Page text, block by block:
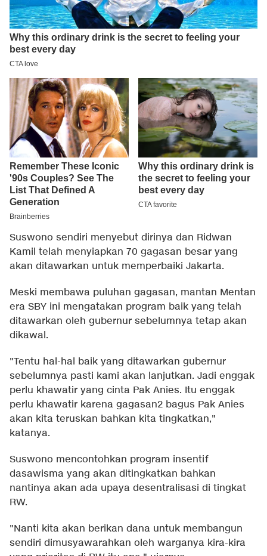
Suswono sendiri menyebut dirinya dan Ridwan
Kamil telah menyiapkan 70 gagasan besar yang
akan ditawarkan untuk memperbaiki Jakarta.
Meski membawa puluhan gagasan, mantan Mentan
era SBY ini mengatakan program baik yang telah
ditawarkan oleh gubernur sebelumnya tetap akan
dikawal.
"Tentu hal-hal baik yang ditawarkan gubernur
sebelumnya pasti kami akan lanjutkan. Jadi enggak
perlu khawatir yang cinta Pak Anies. Itu enggak
perlu khawatir karena gagasan2 bagus Pak Anies
akan kita teruskan bahkan kita tingkatkan,"
katanya.
Suswono mencontohkan program insentif
dasawisma yang akan ditingkatkan bahkan
nantinya akan ada upaya desentralisasi di tingkat
RW.
"Nanti kita akan berikan dana untuk membangun
sendiri dimusyawarahkan oleh warganya kira-kira